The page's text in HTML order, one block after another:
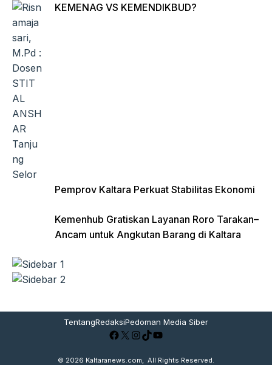
KEMENAG VS KEMENDIKBUD?
Pemprov Kaltara Perkuat Stabilitas Ekonomi
Kemenhub Gratiskan Layanan Roro Tarakan–
Ancam untuk Angkutan Barang di Kaltara
TentangRedaksiPedoman Media Siber
Facebook
X Instagram
TikTok
YouTube
© 2026 Kaltaranews.com , All Rights Reserved.